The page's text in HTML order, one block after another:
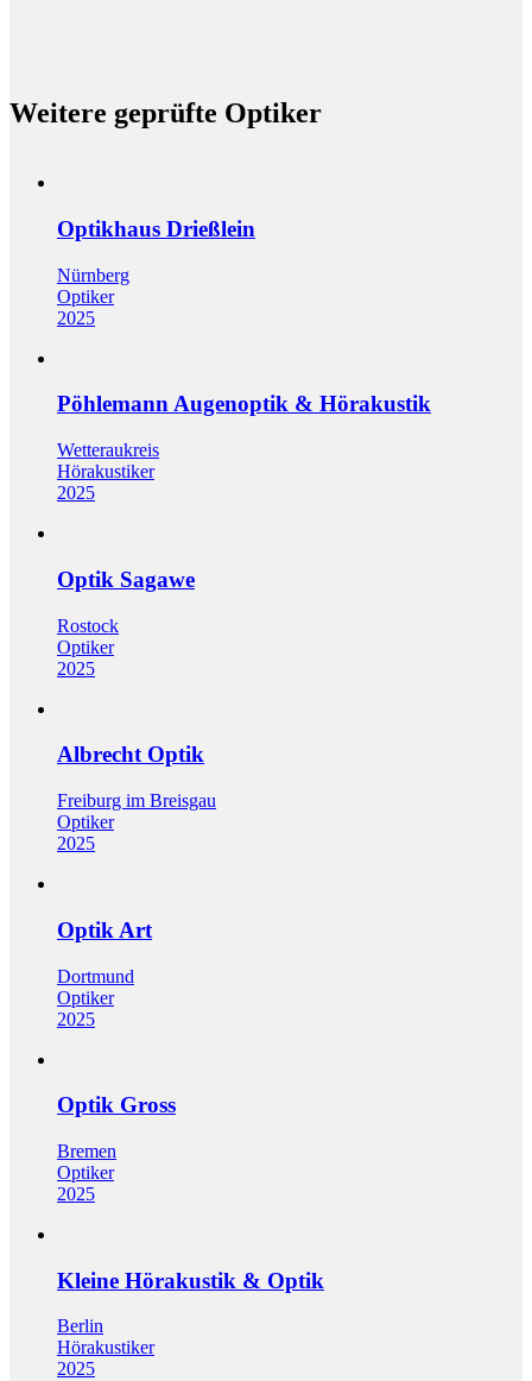
Weitere geprüfte Optiker
Optikhaus Drießlein
Nürnberg
Optiker
2025
Pöhlemann Augenoptik & Hörakustik
Wetteraukreis
Hörakustiker
2025
Optik Sagawe
Rostock
Optiker
2025
Albrecht Optik
Freiburg im Breisgau
Optiker
2025
Optik Art
Dortmund
Optiker
2025
Optik Gross
Bremen
Optiker
2025
Kleine Hörakustik & Optik
Berlin
Hörakustiker
2025